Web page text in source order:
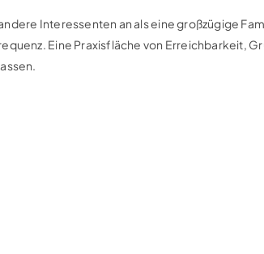
Interessenten an als eine großzügige
Eine Praxisfläche von Erreichbarkeit,